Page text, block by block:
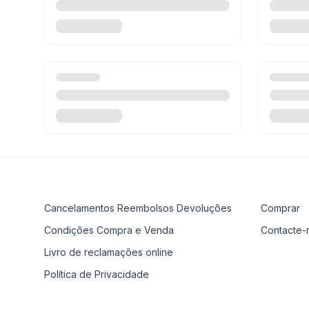
Cancelamentos Reembolsos Devoluções
Condições Compra e Venda
Livro de reclamações online
Política de Privacidade
Comprar
Contacte-